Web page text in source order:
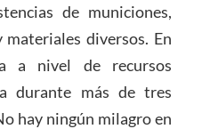
de municiones,
diversos. En
a nivel de recursos
durante más de tres
hay ningún milagro en